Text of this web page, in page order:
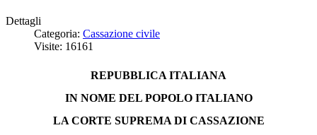
Dettagli
Categoria: Cassazione civile
Visite: 16161
REPUBBLICA ITALIANA
IN NOME DEL POPOLO ITALIANO
LA CORTE SUPREMA DI CASSAZIONE